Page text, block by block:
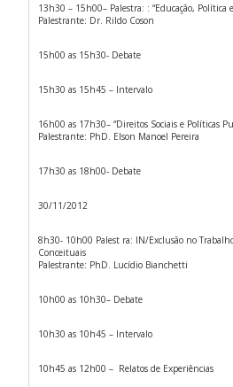
13h30 – 15h00– Palestra: : “Educação, Política
Palestrante: Dr. Rildo Coson
15h00 as 15h30- Debate
15h30 as 15h45 – Intervalo
16h00 as 17h30– “Direitos Sociais e Políticas
Palestrante: PhD. Elson Manoel Pereira
17h30 as 18h00- Debate
30/11/2012
8h30- 10h00 Palest ra: IN/Exclusão no
Conceituais
Palestrante: PhD. Lucídio Bianchetti
10h00 as 10h30– Debate
10h30 as 10h45 – Intervalo
10h45 as 12h00 – Relatos de Experiências